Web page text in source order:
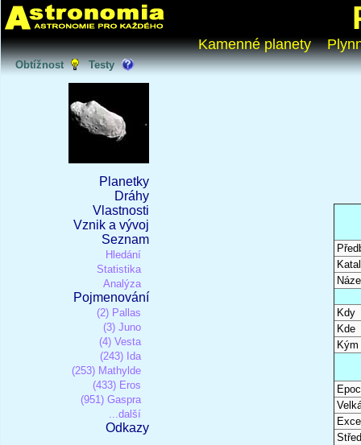
Kamenné planety
Obtížnost Testy
Planetky
Dráhy
Vlastnosti
Vznik a vývoj
Seznam
Hledání
Statistika
Analýza
Pojmenování
(2) Pallas
(3) Juno
(4) Vesta
(243) Ida
(253) Mathylde
(433) Eros
(951) Gaspra
...další
Odkazy
Kdy
Kde
Kým